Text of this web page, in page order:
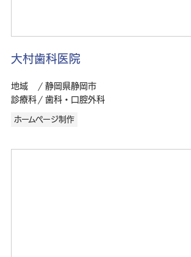
大村歯科医院
地域
静岡県静岡市
診療科
歯科・口腔外科
ホームページ制作